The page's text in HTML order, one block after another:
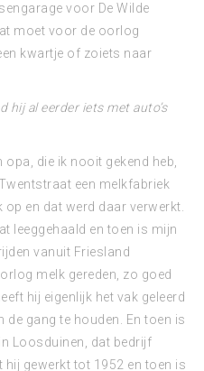
voor De Wilde
moet voor de oorlog
kwartje of zoiets naar
hij al eerder iets met auto’s
opa, die ik nooit gekend heb,
een melkfabriek
en dat werd daar verwerkt.
leeggehaald en toen is mijn
vanuit Friesland
melk gereden, zo goed
hij eigenlijk het vak geleerd
gang te houden. En toen is
Loosduinen, dat bedrijf
hij gewerkt tot 1952 en toen is